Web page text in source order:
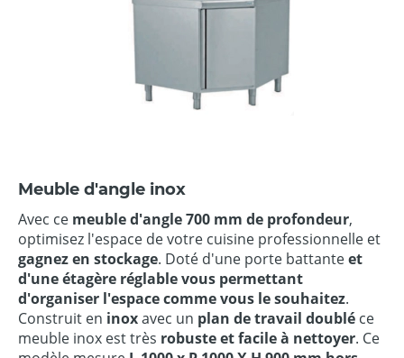
Meuble d'angle inox
Avec ce meuble d'angle 700 mm de profondeur,
optimisez l'espace de votre cuisine professionnelle et
gagnez en stockage. Doté d'une porte battanteet
d'une étagère réglable vous permettant
d'organiser l'espace comme vous le souhaitez.
Construit en inoxavec un plan de travail doublé ce
meuble inox est très robuste et facile à nettoyer. Ce